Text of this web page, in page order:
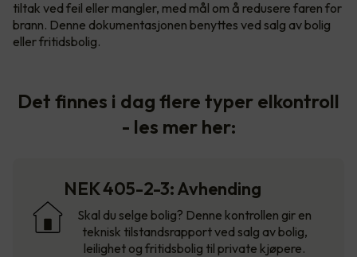
tiltak ved feil eller mangler, med mål om å redusere faren for
brann. Denne dokumentasjonen benyttes ved salg av bolig
eller fritidsbolig.
Det finnes i dag flere typer elkontroll
- les mer her:
NEK 405-2-3: Avhending
Skal du selge bolig? Denne kontrollen gir en
teknisk tilstandsrapport ved salg av bolig,
leilighet og fritidsbolig til private kjøpere.